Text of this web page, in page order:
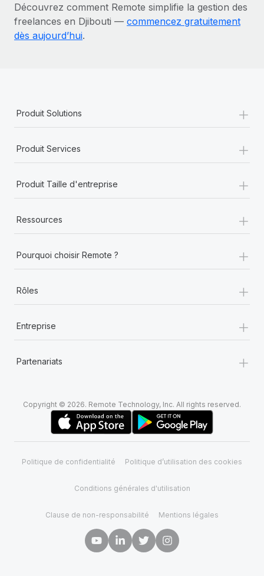
Découvrez comment Remote simplifie la gestion des
freelances en Djibouti — commencez gratuitement
dès aujourd’hui.
Produit Solutions +
Produit Services +
Produit Taille d'entreprise +
Ressources +
Pourquoi choisir Remote ? +
Rôles +
Entreprise +
Partenariats +
Copyright © 2026. Remote Technology, Inc. All rights reserved.
Politique de confidentialité Politique d’utilisation des cookies
Conditions générales d'utilisation
Clause de non-responsabilité Mentions légales